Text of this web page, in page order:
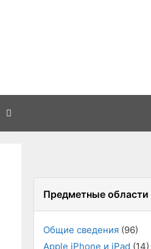
Предметные области
Общие сведения (96)
Apple iPhone и iPad (14)